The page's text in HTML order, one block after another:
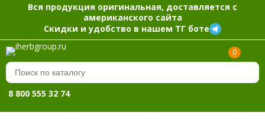
Вся продукция оригинальная, доставляется с
американского сайта
Скидки и удобство в нашем ТГ боте
0
8 800 555 32 74